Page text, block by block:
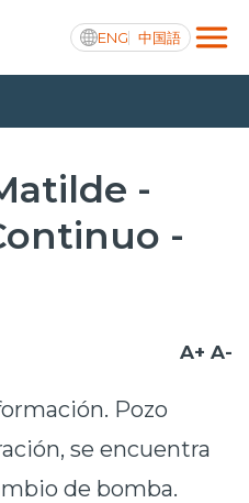
ENG 中国語
-
-
A+ A-
Pozo
se encuentra
de bomba.